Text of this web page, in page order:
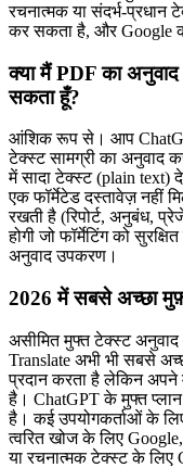
रचनात्मक या संदर्भ-प्रधान
कर सकता है, और Google
क्या मैं PDF का
सकता हूँ?
आंशिक रूप से। आप
टेक्स्ट सामग्री का अनुवाद
में सादा टेक्स्ट (plain
एक फॉर्मेटेड दस्तावेज़ नहीं
रखती है (रिपोर्ट, अनुबंध,
होगी जो फॉर्मेटिंग को
अनुवाद उपकरण।
2026 में सबसे अच्छा
असीमित मुफ्त टेक्स्ट
Translate अभी भी सबसे
प्रदान करता है लेकिन अपने
है। ChatGPT के मुफ्त
है। कई उपयोगकर्ताओं के
त्वरित खोज के लिए
या रचनात्मक टेक्स्ट के लिए